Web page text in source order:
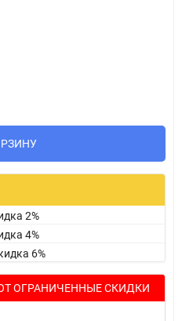
2%
4%
6%
ОГРАНИЧЕННЫЕ СКИДКИ